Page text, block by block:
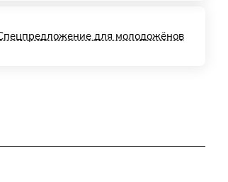
для молодожёнов